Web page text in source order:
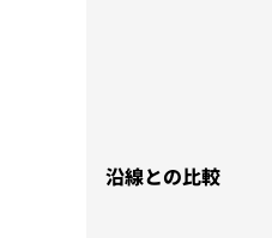
沿線との比較